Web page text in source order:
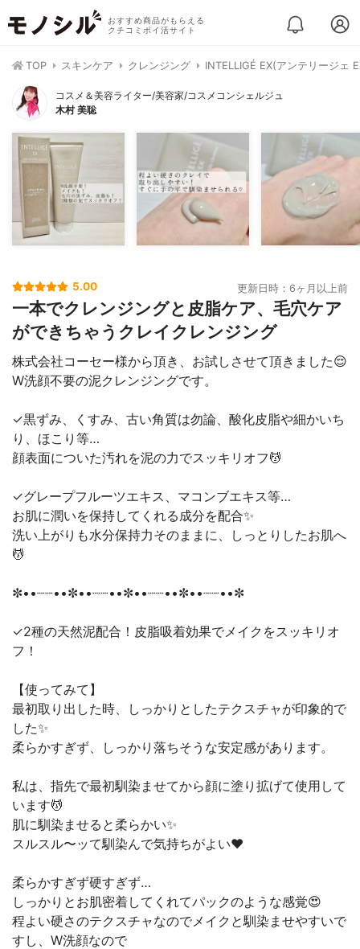
おすすめ商品がもらえる
クチコミポイ活サイト
TOP スキンケア クレンジング INTELLIGÉ EX(アンテリージェ
コスメ＆美容ライター/美容家/コスメコンシェルジュ
木村 美聡
5.00 更新日時：6ヶ月以上前
一本でクレンジングと皮脂ケア、毛穴ケア
ができちゃうクレイクレンジング
株式会社コーセー様から頂き、お試しさせて頂きました😌
W洗顔不要の泥クレンジングです。
✓黒ずみ、くすみ、古い角質は勿論、酸化皮脂や細かいち
り、ほこり等…
顔表面についた汚れを泥の力でスッキリオフ💆
✓グレープフルーツエキス、マコンブエキス等…
お肌に潤いを保持してくれる成分を配合✨
洗い上がりも水分保持力そのままに、しっとりしたお肌へ
💆
✼••┈┈••✼••┈┈••✼••┈┈••✼••┈┈••✼
✓2種の天然泥配合！皮脂吸着効果でメイクをスッキリオ
フ！
【使ってみて】
最初取り出した時、しっかりとしたテクスチャが印象的で
した✨
柔らかすぎず、しっかり落ちそうな安定感があります。
私は、指先で最初馴染ませてから顔に塗り拡げて使用して
います💆
肌に馴染ませると柔らかい✨
スルスル〜ッて馴染んで気持ちがよい♥️
柔らかすぎず硬すぎず…
しっかりとお肌密着してくれてパックのような感覚😍
程よい硬さのテクスチャなのでメイクと馴染ませやすいで
すし、W洗顔なので